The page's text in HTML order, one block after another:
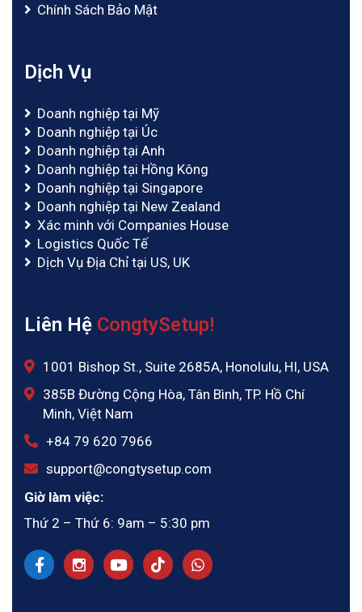
Chính Sách Bảo Mật
Dịch Vụ
Doanh nghiệp tại Mỹ
Doanh nghiệp tại Úc
Doanh nghiệp tại Anh
Doanh nghiệp tại Hồng Kông
Doanh nghiệp tại Singapore
Doanh nghiệp tại New Zealand
Xác minh với Companies House
Logistics Quốc Tế
Dịch Vụ Địa Chỉ tại US, UK
Liên Hệ CongtySetup!
1001 Bishop St., Suite 2685A, Honolulu, HI, USA
385B Đường Cộng Hòa, Tân Bình, TP. Hồ Chí
Minh, Việt Nam
‪+84 79 620 7966
support@congtysetup.com
Giờ làm việc:
Thứ 2 – Thứ 6: 9am – 5:30 pm